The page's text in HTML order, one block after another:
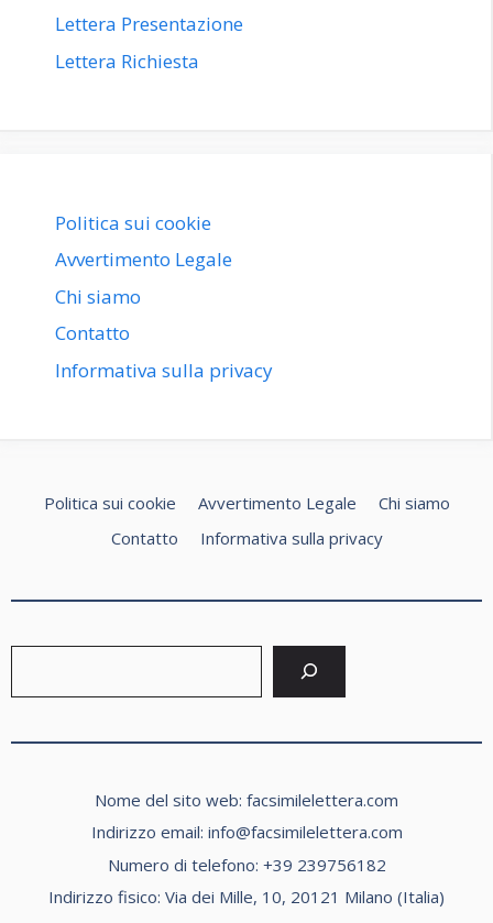
Lettera Presentazione
Lettera Richiesta
Politica sui cookie
Avvertimento Legale
Chi siamo
Contatto
Informativa sulla privacy
Politica sui cookie Avvertimento Legale
Chi siamo
Contatto
Informativa sulla privacy
Nome del sito web: facsimilelettera.com
Indirizzo email: info@facsimilelettera.com
Numero di telefono: +39 239756182
Indirizzo fisico: Via dei Mille, 10, 20121 Milano (Italia)